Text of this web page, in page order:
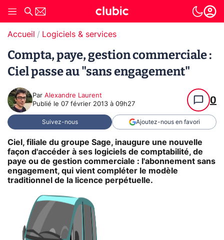
Accueil Logiciels & services
Compta, paye, gestion commerciale :
Ciel passe au "sans engagement"
Par Alexandre Laurent
Publié le 07 février 2013 à 09h27 0
Suivez-nous Ajoutez-nous en favori
Ciel, filiale du groupe Sage, inaugure une nouvelle
façon d'accéder à ses logiciels de comptabilité, de
paye ou de gestion commerciale : l'abonnement sans
engagement, qui vient compléter le modèle
traditionnel de la licence perpétuelle.